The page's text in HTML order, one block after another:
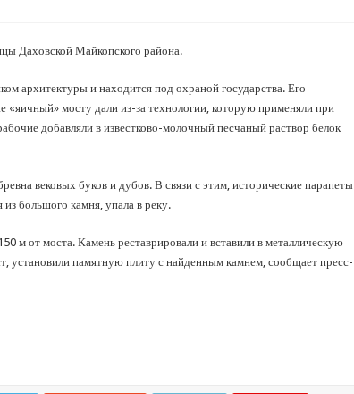
проект «Предпринимательские классы 2.0»
форум «Регион 93»
Даховской Майкопского района.
архитектуры и находится под охраной государства. Его
«яичный» мосту дали из-за технологии, которую применяли при
добавляли в известково-молочный песчаный раствор белок
вековых буков и дубов. В связи с этим, исторические парапеты
большого камня, упала в реку.
м от моста. Камень реставрировали и вставили в металлическую
установили памятную плиту с найденным камнем, сообщает пресс-